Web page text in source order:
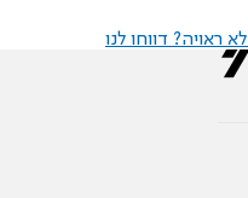
ראויה? דווחו לנו